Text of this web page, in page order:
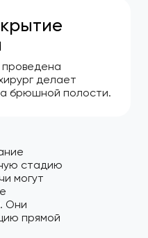
делает
брюшной полости.
стадию
могут
Они
прямой